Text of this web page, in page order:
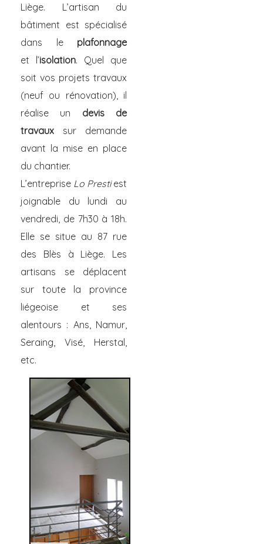
Liège. L’artisan du
bâtiment est spécialisé
dans le plafonnage
et l’isolation. Quel que
soit vos projets travaux
(neuf ou rénovation), il
réalise un devis de
travaux sur demande
avant la mise en place
du chantier.
L’entreprise Lo Prestiest
joignable du lundi au
vendredi, de 7h30 à 18h.
Elle se situe au 87 rue
des Blès à Liège. Les
artisans se déplacent
sur toute la province
liégeoise et ses
alentours : Ans, Namur,
Seraing, Visé, Herstal,
etc.